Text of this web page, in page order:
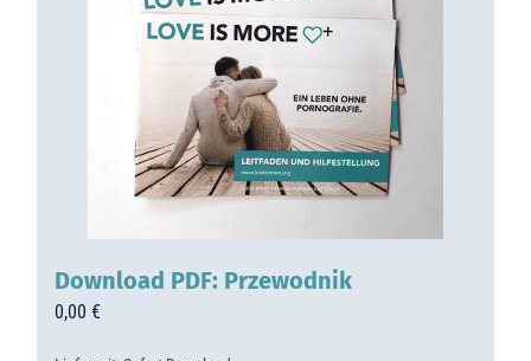
Download PDF: Przewodnik
0,00 €